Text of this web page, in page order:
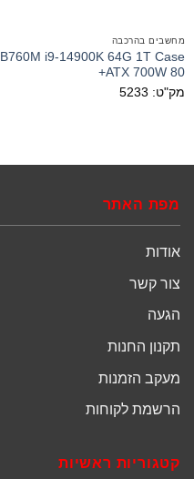
מחשבים בהרכבה
B760M i9-14900K 64G 1T Case
ATX 700W 80+
מק"ט: 5233
מפת האתר
אודות
צור קשר
הגעה
תקנון החנות
מעקב הזמנות
הרשמת לקוחות
קטגוריות ראשיות